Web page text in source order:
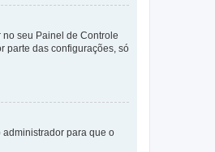
seu Painel de Controle
parte das configurações, só
administrador para que o